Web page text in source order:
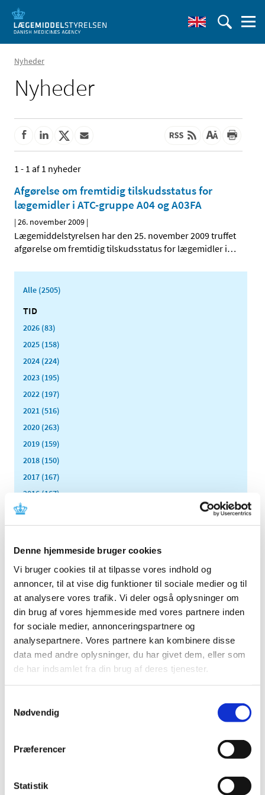
Denne hjemmeside bruger cookies
Vi bruger cookies til at tilpasse vores indhold og
annoncer, til at vise dig funktioner til sociale medier og til
at analysere vores trafik. Vi deler også oplysninger om
din brug af vores hjemmeside med vores partnere inden
for sociale medier, annonceringspartnere og
analysepartnere. Vores partnere kan kombinere disse
data med andre oplysninger, du har givet dem, eller som
de har indsamlet fra din brug af deres tjenester.
Nødvendig
Præferencer
Statistik
Nyheder
Nyheder
1 - 1 af 1 nyheder
Afgørelse om fremtidig tilskudsstatus for
lægemidler i ATC-gruppe A04 og A03FA
|26. november 2009 |
Lægemiddelstyrelsen har den 25. november 2009 truffet
afgørelse om fremtidig tilskudsstatus for lægemidler i…
Alle (2505)
TID
2026 (83)
2025 (158)
2024 (224)
2023 (195)
2022 (197)
2021 (516)
2020 (263)
2019 (159)
2018 (150)
2017 (167)
2016 (167)
2015 (33)
2014 (44)
2011 (13)
2010 (7)
2009 (14)
december (2)
november (1)
oktober (1)
september (2)
juli (1)
april (2)
2007 (3)
2005 (2)